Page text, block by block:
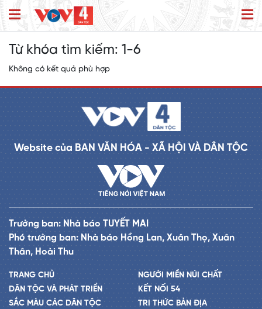
Từ khóa tìm kiếm: 1-6
Không có kết quả phù hợp
Website của BAN VĂN HÓA - XÃ HỘI VÀ DÂN TỘC
Trưởng ban: Nhà báo TUYẾT MAI
Phó trưởng ban: Nhà báo Hồng Lan, Xuân Thọ, Xuân
Thân, Hoài Thu
TRANG CHỦ
DÂN TỘC VÀ PHÁT TRIỂN
SẮC MÀU CÁC DÂN TỘC
NGƯỜI MIỀN NÚI CHẤT
KẾT NỐI 54
TRI THỨC BẢN ĐỊA